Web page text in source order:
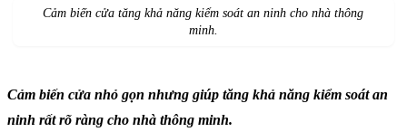
Cảm biến cửa tăng khả năng kiểm soát an ninh cho nhà thông
minh.
Cảm biến cửa nhỏ gọn nhưng giúp tăng khả năng kiểm soát an
ninh rất rõ ràng cho nhà thông minh.